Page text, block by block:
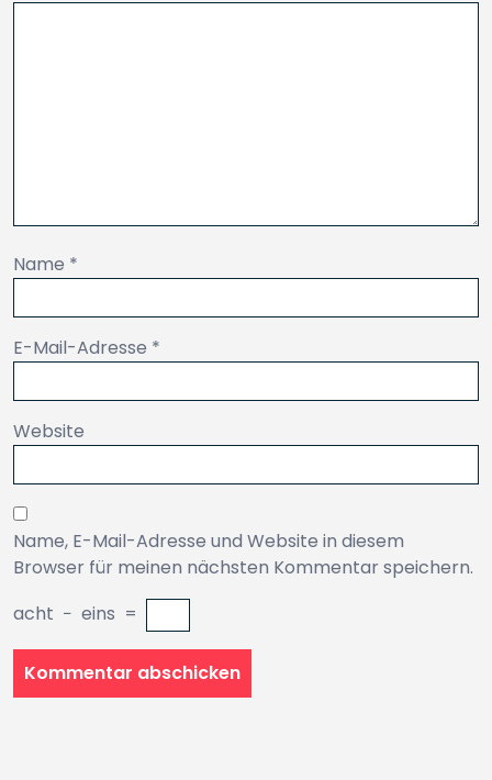
Name *
E-Mail-Adresse *
Website
Name, E-Mail-Adresse und Website in diesem
Browser für meinen nächsten Kommentar speichern.
acht − eins =